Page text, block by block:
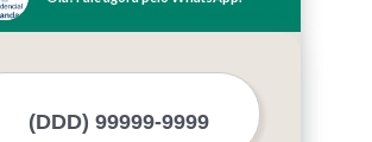
Missão
Mapa do site